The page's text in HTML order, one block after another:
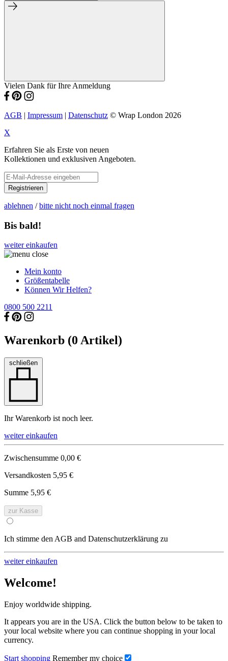
Vielen Dank für Ihre Anmeldung
AGB | Impressum | Datenschutz © Wrap London 2026
X
Erfahren Sie als Erste von neuen
Kollektionen und exklusiven Angeboten.
Registrieren
ablehnen /bitte nicht noch einmal fragen
Bis bald!
weiter einkaufen
Mein konto
Größentabelle
Können Wir Helfen?
0800 500 2211
Warenkorb (0 Artikel)
schließen
Ihr Warenkorb ist noch leer.
weiter einkaufen
Zwischensumme 0,00 €
Versandkosten 5,95 €
Summe 5,95 €
zur Kasse
Ich stimme den AGB and Datenschutzerklärung zu
weiter einkaufen
Welcome!
Enjoy worldwide shipping.
It appears you are in the USA. Click the button below to be taken to
your local website where you can continue shopping in your local
currency.
Start shopping Remember my choice